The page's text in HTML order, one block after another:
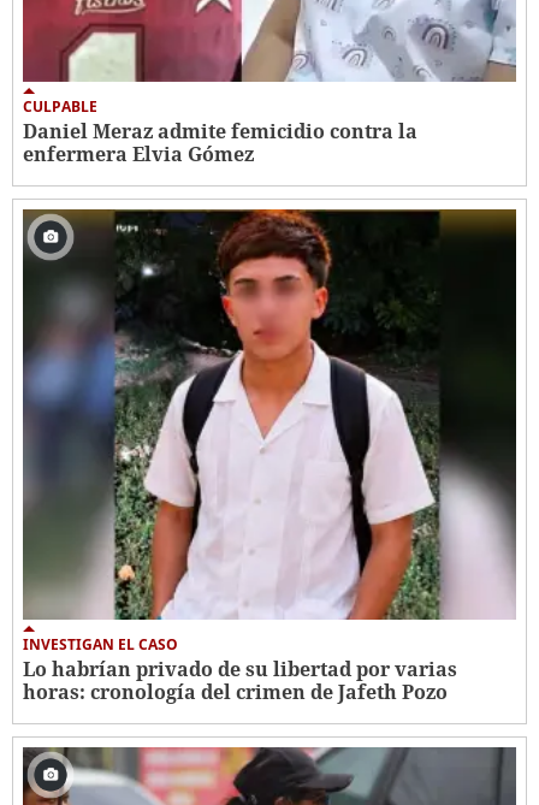
CULPABLE
Daniel Meraz admite femicidio contra la
enfermera Elvia Gómez
INVESTIGAN EL CASO
Lo habrían privado de su libertad por varias
horas: cronología del crimen de Jafeth Pozo